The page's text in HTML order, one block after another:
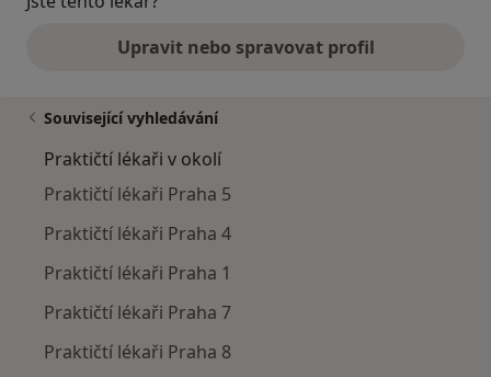
Upravit nebo spravovat profil
Související vyhledávání
Praktičtí lékaři v okolí
Praktičtí lékaři Praha 5
Praktičtí lékaři Praha 4
Praktičtí lékaři Praha 1
Praktičtí lékaři Praha 7
Praktičtí lékaři Praha 8